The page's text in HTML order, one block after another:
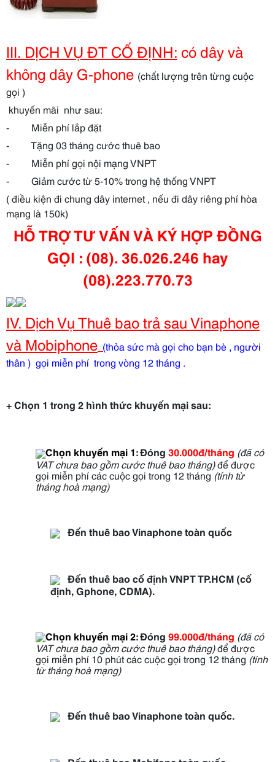
III. DỊCH VỤ ĐT CỐ ĐỊNH: có dây và
không dây G-phone (chất lượng trên từng cuộc
gọi )
khuyến mãi như sau:
- Miễn phí lắp đặt
- Tặng 03 tháng cước thuê bao
- Miễn phí gọi nội mạng VNPT
- Giảm cước từ 5-10% trong hệ thống VNPT
( điều kiện đi chung dây internet , nếu đi dây riêng phí hòa
mạng là 150k)
HỖ TRỢ TƯ VẤN VÀ KÝ HỢP ĐỒNG
GỌI : (08). 36.026.246 hay
(08).223.770.73
IV. Dịch Vụ Thuê bao trả sau Vinaphone
và Mobiphone (thỏa sức mà gọi cho bạn bè , người
thân ) gọi miễn phí trong vòng 12 tháng .
+ Chọn 1 trong 2 hình thức khuyến mại sau:
Chọn khuyến mại 1:Đóng 30.000đ/tháng (đã có
VAT chưa bao gồm cước thuê bao tháng)để được
gọi miễn phí các cuộc gọi trong 12 tháng(tính từ
tháng hoà mạng)
Đến thuê bao Vinaphone toàn quốc
Đến thuê bao cố định VNPT TP.HCM (cố
định, Gphone, CDMA).
Chọn khuyến mại 2:Đóng 99.000đ/tháng (đã có
VAT chưa bao gồm cước thuê bao tháng)để được
gọi miễn phí 10 phút các cuộc gọi trong 12 tháng(tính
từ tháng hoà mạng)
Đến thuê bao Vinaphone toàn quốc.